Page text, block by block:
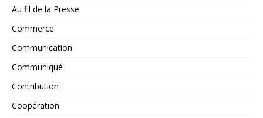
Au fil de la Presse
Commerce
Communication
Communiqué
Contribution
Coopération